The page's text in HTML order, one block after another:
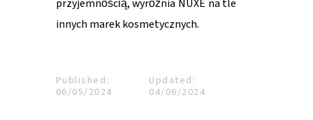
przyjemnością, wyróżnia NUXE na tle
innych marek kosmetycznych.
Published:
06/05/2024
Updated:
04/06/2024